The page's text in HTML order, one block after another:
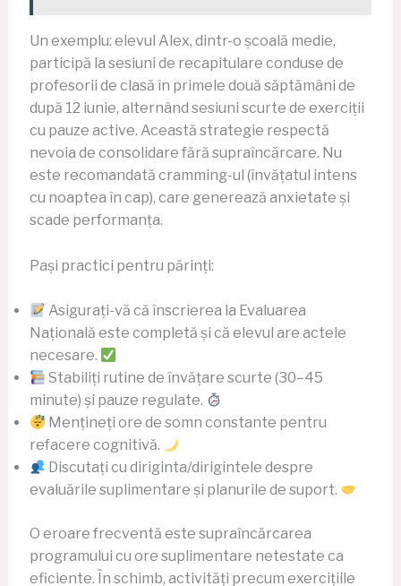
Un exemplu: elevul Alex, dintr-o școală medie,
participă la sesiuni de recapitulare conduse de
profesorii de clasă în primele două săptămâni de
după 12 iunie, alternând sesiuni scurte de exerciții
cu pauze active. Această strategie respectă
nevoia de consolidare fără supraîncărcare. Nu
este recomandată cramming-ul (învățatul intens
cu noaptea în cap), care generează anxietate și
scade performanța.
Pași practici pentru părinți:
Asigurați-vă că înscrierea la Evaluarea
Națională este completă și că elevul are actele
necesare.
Stabiliți rutine de învățare scurte (30–45
minute) și pauze regulate.
Mențineți ore de somn constante pentru
refacere cognitivă.
Discutați cu diriginta/dirigintele despre
evaluările suplimentare și planurile de suport.
O eroare frecventă este supraîncărcarea
programului cu ore suplimentare netestate ca
eficiente. În schimb, activități precum exercițiile